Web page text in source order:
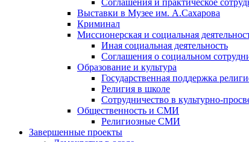
Соглашения и практическое
Выставки в Музее им. А.Сахарова
Криминал
Миссионерская и социальная
Иная социальная деятельность
Соглашения о социальном
Образование и культура
Государственная поддержка
Религия в школе
Сотрудничество в культурно-
Общественность и СМИ
Религиозные СМИ
Завершенные проекты